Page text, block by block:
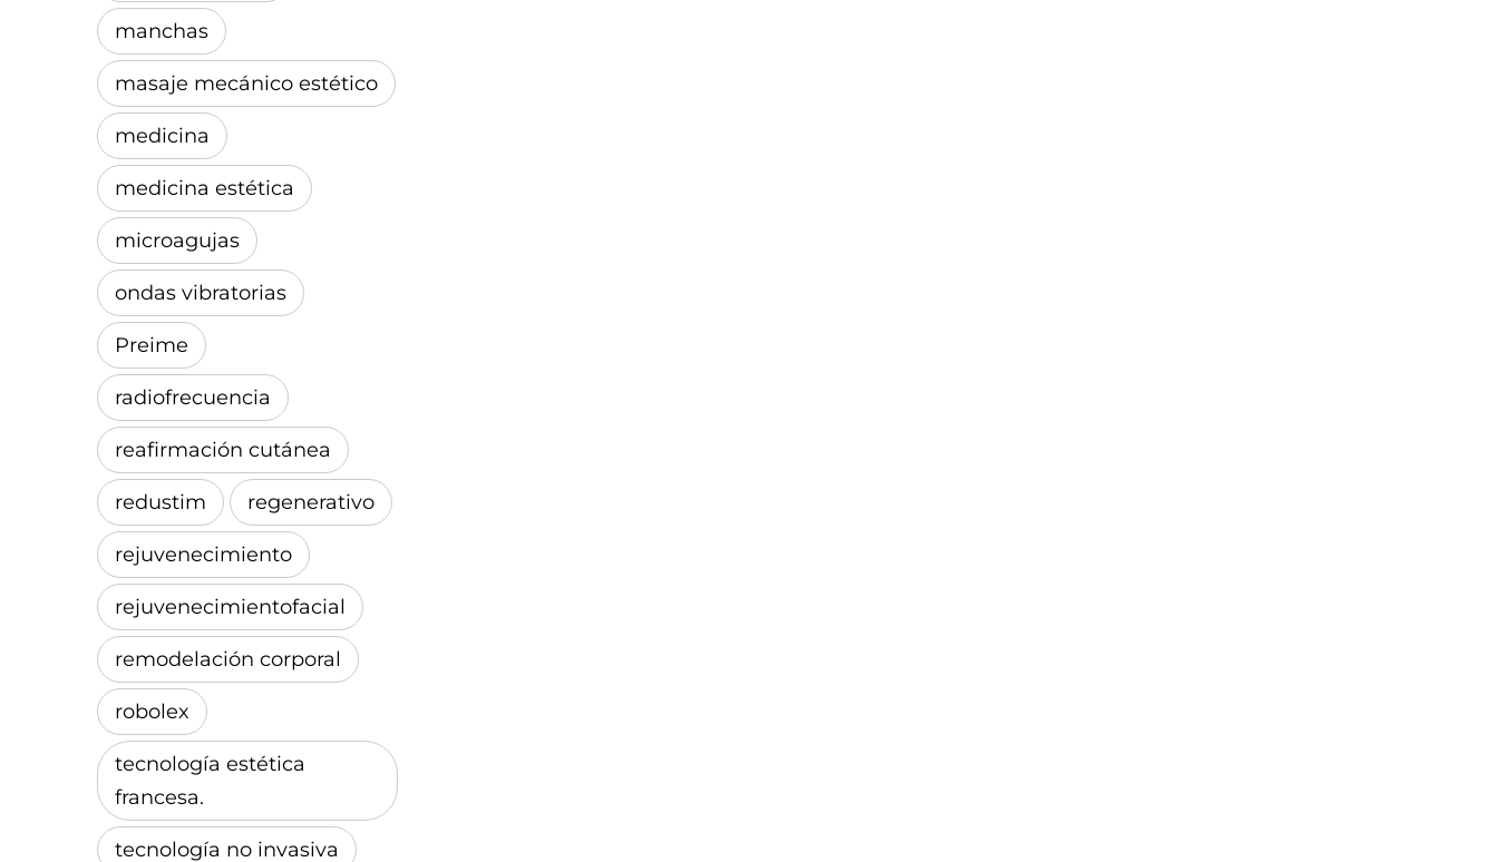
manchas
masaje mecánico estético
medicina
medicina estética
microagujas
ondas vibratorias
Preime
radiofrecuencia
reafirmación cutánea
redustim regenerativo
rejuvenecimiento
rejuvenecimientofacial
remodelación corporal
robolex
tecnología estética
francesa.
tecnología no invasiva